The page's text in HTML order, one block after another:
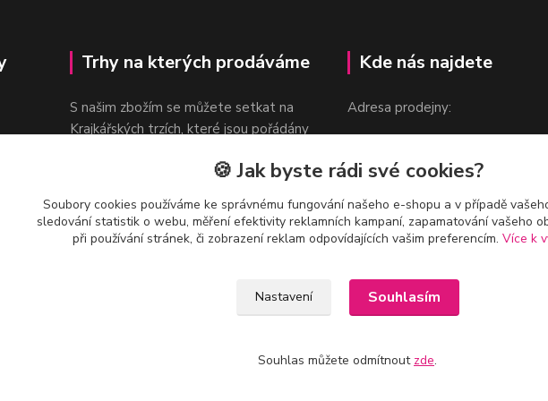
Trhy na kterých prodáváme
S našim zbožím se můžete setkat na
Krajkářských trzích, které jsou pořádány
Kde nás najdete
Adresa prodejny:
v blízkosti stanice Metra B -
Českomoravská
🍪 Jak byste rádi své cookies?
Soubory cookies používáme ke správnému fungování našeho e-shopu a v případě
sledování statistik o webu, měření efektivity reklamních kampaní, zapamatování vašeho
při používání stránek, či zobrazení reklam odpovídajících vašim preferencím. Více k
Nastavení Souhlasím
Souhlas můžete odmítnout zde.